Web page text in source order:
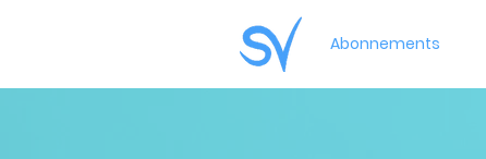
Abonnements